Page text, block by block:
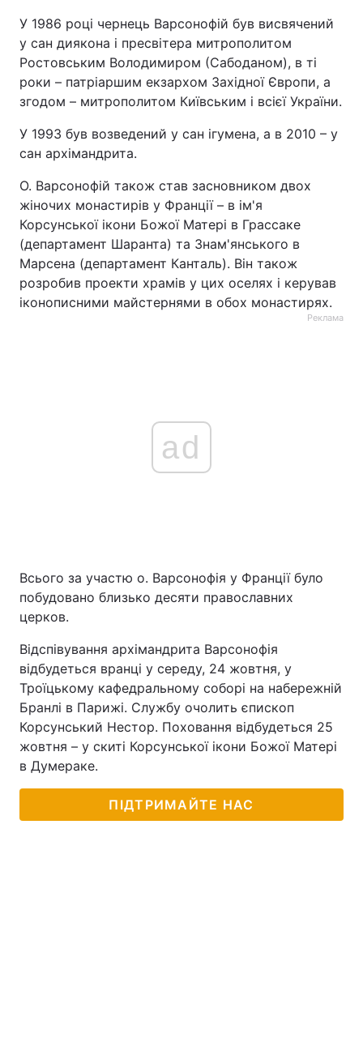
У 1986 році чернець Варсонофій був висвячений
у сан диякона і пресвітера митрополитом
Ростовським Володимиром (Сабоданом), в ті
роки – патріаршим екзархом Західної Європи, а
згодом – митрополитом Київським і всієї України.
У 1993 був возведений у сан ігумена, а в 2010 – у
сан архімандрита.
О. Варсонофій також став засновником двох
жіночих монастирів у Франції – в ім'я
Корсунської ікони Божої Матері в Грассаке
(департамент Шаранта) та Знам'янського в
Марсена (департамент Канталь). Він також
розробив проекти храмів у цих оселях і керував
іконописними майстернями в обох монастирях.
Реклама
ad
Всього за участю о. Варсонофія у Франції було
побудовано близько десяти православних
церков.
Відспівування архімандрита Варсонофія
відбудеться вранці у середу, 24 жовтня, у
Троїцькому кафедральному соборі на набережній
Бранлі в Парижі. Службу очолить єпископ
Корсунський Нестор. Поховання відбудеться 25
жовтня – у скиті Корсунської ікони Божої Матері
в Думераке.
ПІДТРИМАЙТЕ НАС